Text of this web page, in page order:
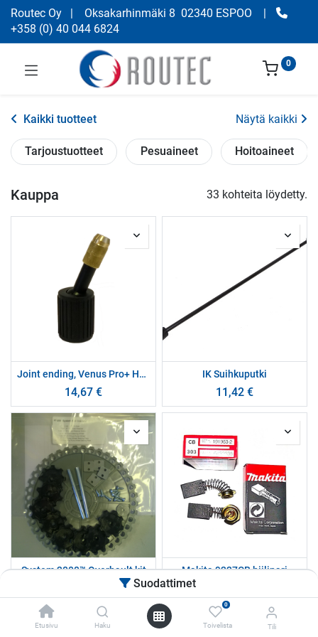
Suodattimet
Etusivu Haku
0
Toivelista Tili
Routec Oy | Oksakarhinmäki 8 02340 ESPOO
|
+358 (0) 40 044 6824
0
Kaikki tuotteet Näytä kaikki
Tarjoustuotteet Pesuaineet Hoitoaineet
Kauppa 33 kohteita löydetty.
Joint ending, Venus Pro+ HD SOLVENT
14,67 €
IK Suihkuputki
11,42 €
System 2000™ Overhault kit Makita 9227CB hiilipari